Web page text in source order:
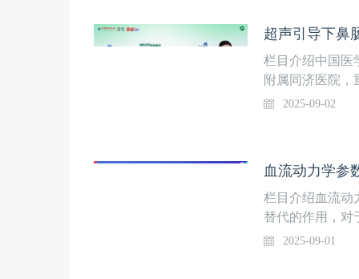
超声引导下鼻
栏目介绍中国医
附属同济医院，
护理系列课》，
属同济医院重症
2025-09-02
血流动力学参
栏目介绍血流动
替代的作用，对
动力学知识显得
2025-09-01